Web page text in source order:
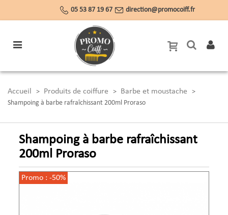
05 53 87 19 67 direction@promocoiff.fr
Accueil > Produits de coiffure > Barbe et moustache
>
Shampoing à barbe rafraîchissant 200ml Proraso
Shampoing à barbe rafraîchissant
200ml Proraso
Promo :-50%